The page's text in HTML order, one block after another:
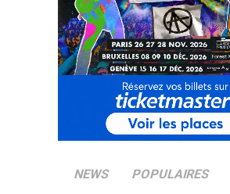
NEWS POPULAIRES